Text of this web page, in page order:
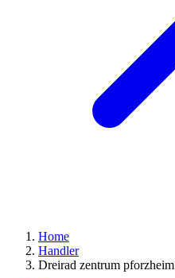
Home
Handler
Dreirad zentrum pforzheim